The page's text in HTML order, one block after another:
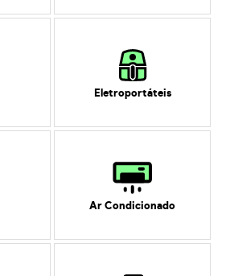
Eletroportáteis
Ar Condicionado